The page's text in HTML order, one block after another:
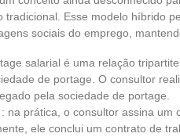
tradicional. Esse modelo híbrido
sociais do emprego,
salarial é uma relação
de portage. O consultor
pela sociedade de portage.
: na prática, o consultor assina um
ele conclui um contrato de